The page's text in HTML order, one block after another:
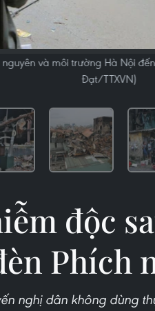
và môi trường Hà Nội
Đạt/TTXVN)
độc
Phích
nghị dân không dùng